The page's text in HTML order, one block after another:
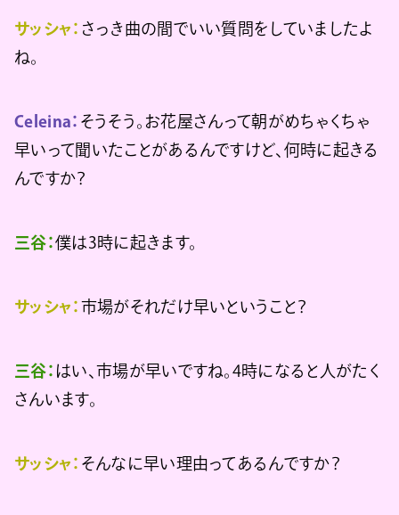
サッシャ： さっき曲の間でいい質問をしていましたよ
ね。
Celeina： そうそう。お花屋さんって朝がめちゃくちゃ
早いって聞いたことがあるんですけど、何時に起きる
んですか？
三谷：僕は3時に起きます。
サッシャ： 市場がそれだけ早いということ？
三谷： はい、市場が早いですね。4時になると人がたく
さんいます。
サッシャ： そんなに早い理由ってあるんですか？